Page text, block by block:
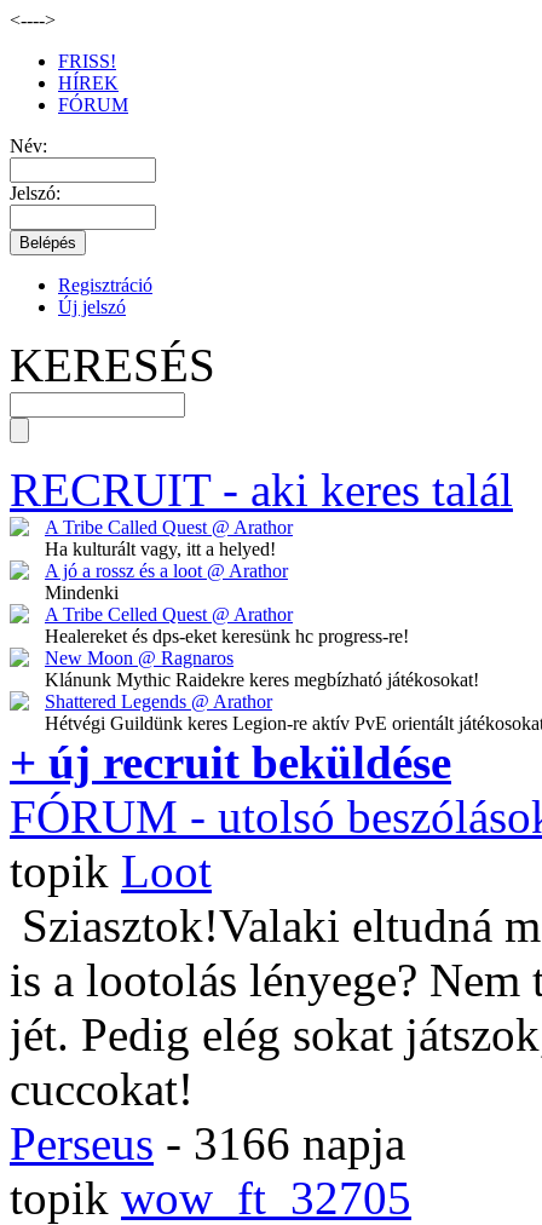
<---->
FRISS!
HÍREK
FÓRUM
Név:
Jelszó:
Regisztráció
Új jelszó
KERESÉS
RECRUIT- aki keres talál
A Tribe Called Quest @ Arathor
Ha kulturált vagy, itt a helyed!
A jó a rossz és a loot @ Arathor
Mindenki
A Tribe Celled Quest @ Arathor
Healereket és dps-eket keresünk hc progress-re!
New Moon @ Ragnaros
Klánunk Mythic Raidekre keres megbízható játékosokat!
Shattered Legends @ Arathor
Hétvégi Guildünk keres Legion-re aktív PvE orientált
+ új recruit beküldése
FÓRUM - utolsó
topik Loot
Sziasztok!Valaki eltudná
is a lootolás lényege?
jét. Pedig elég sokat
cuccokat!
Perseus - 3166 napja
topik wow_ft_32705